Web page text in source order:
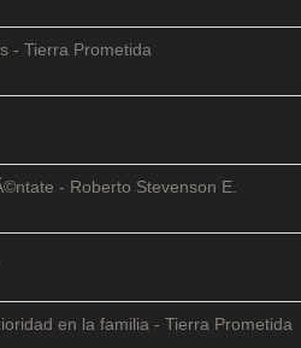
- Tierra Prometida
- Roberto Stevenson E.
en la familia - Tierra Prometida